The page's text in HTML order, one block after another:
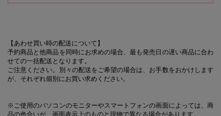
【あわせ買い時の配送について】
予約商品と他商品を同時にお求めの場合、最も発売日の遅い商品に合わ
せての一括配送となります。
ご注意ください。別々の配送をご希望の場合は、お手数をおかけします
が、それぞれ個別にお買い求めください。
※ご使用のパソコンのモニターやスマートフォンの画面によっては、商
品の色合いが、画面表示上のものと現物で異なる場合があります。